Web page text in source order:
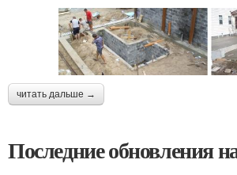
читать дальше →
Последние обновления